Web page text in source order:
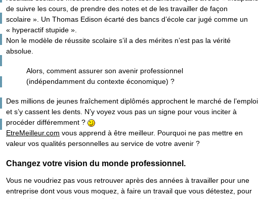
de suivre les cours, de prendre des notes et de les travailler de façon
scolaire ». Un Thomas Edison écarté des bancs d’école car jugé comme un
« hyperactif stupide ».
Non le modèle de réussite scolaire s’il a des mérites n’est pas la vérité
absolue.
Alors, comment assurer son avenir professionnel
(indépendamment du contexte économique) ?
Des millions de jeunes fraîchement diplômés approchent le marché de l’emploi
et s’y cassent les dents. N’y voyez vous pas un signe pour vous inciter à
procéder différemment ?
EtreMeilleur.com vous apprend à être meilleur. Pourquoi ne pas mettre en
valeur vos qualités personnelles au service de votre avenir ?
Changez votre vision du monde professionnel.
Vous ne voudriez pas vous retrouver après des années à travailler pour une
entreprise dont vous vous moquez, à faire un travail que vous détestez, pour